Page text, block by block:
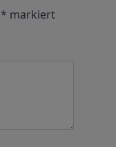
* markiert